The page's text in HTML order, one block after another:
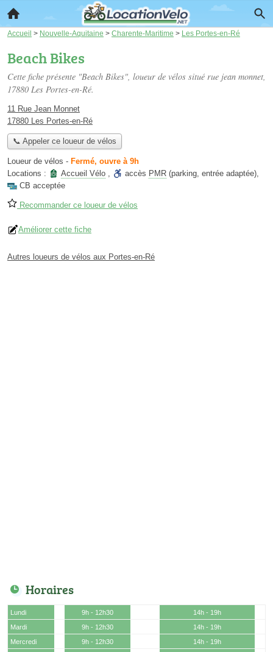
Accueil > Nouvelle-Aquitaine > Charente-Maritime > Les Portes-en-Ré
Beach Bikes
Cette fiche présente "Beach Bikes", loueur de vélos situé rue jean monnet,
17880 Les Portes-en-Ré.
11 Rue Jean Monnet
17880 Les Portes-en-Ré
📞 Appeler ce loueur de vélos
Loueur de vélos - Fermé, ouvre à 9h
Locations :
Accueil Vélo , accès PMR (parking, entrée adaptée),
CB acceptée
Recommander ce loueur de vélos
Améliorer cette fiche
Autres loueurs de vélos aux Portes-en-Ré
Horaires
Lundi 9h - 12h30
14h - 19h
Mardi
9h - 12h30
14h - 19h
Mercredi
9h - 12h30
14h - 19h